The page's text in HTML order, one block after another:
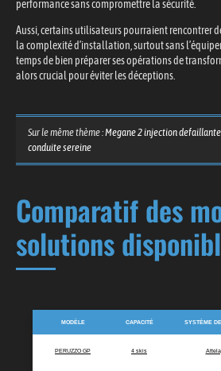
performance sans compromettre la sécurité.
Aussi, certains utilisateurs pourraient rencontrer
la complexité d’installation, surtout sans
temps de bien préparer ses opérations de
alors crucial pour éviter les déceptions.
Sur le même thème :Megane 2 injection
conduite sereine
Comparatif des
solutions
MODÈLE CAPACITÉ SYSTÈME
PERUZZO GP 4 skis